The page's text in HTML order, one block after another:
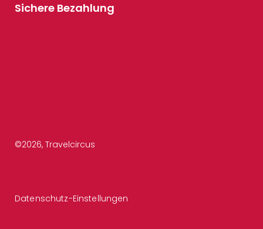
Sichere Bezahlung
©2026, Travelcircus
Datenschutz-Einstellungen